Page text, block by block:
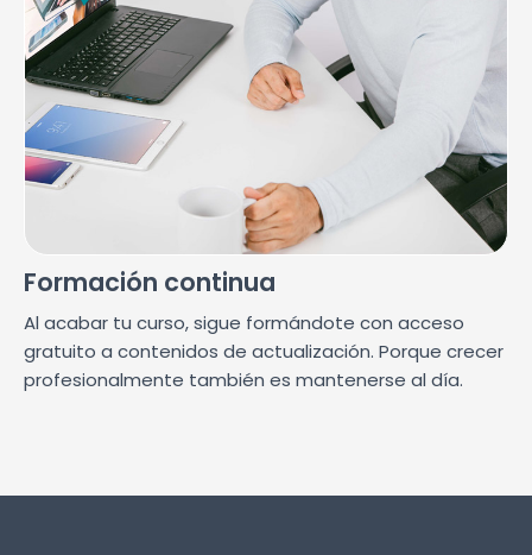
Formación continua
Al acabar tu curso, sigue formándote con acceso
gratuito a contenidos de actualización. Porque crecer
profesionalmente también es mantenerse al día.